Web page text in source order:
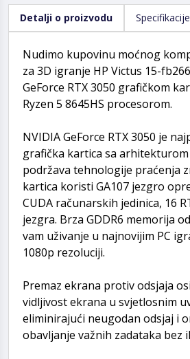
Detalji o proizvodu Specifikacije
Nudimo kupovinu moćnog
za 3D igranje HP Victus 15-
GeForce RTX 3050 grafičkom
Ryzen 5 8645HS procesorom.
NVIDIA GeForce RTX 3050 je
grafička kartica sa
podržava tehnologije praćenja
kartica koristi GA107 jezgro
CUDA računarskih jedinica, 16
jezgra. Brza GDDR6 memorija
vam uživanje u najnovijim PC
1080p rezoluciji.
Premaz ekrana protiv odsjaja
vidljivost ekrana u svjetlosnim
eliminirajući neugodan odsjaj i
obavljanje važnih zadataka bez